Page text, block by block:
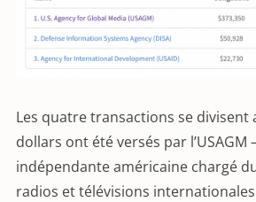
Les quatre transactions se divisent
dollars ont été versés par l’USAGM
indépendante américaine chargé
radios et télévisions